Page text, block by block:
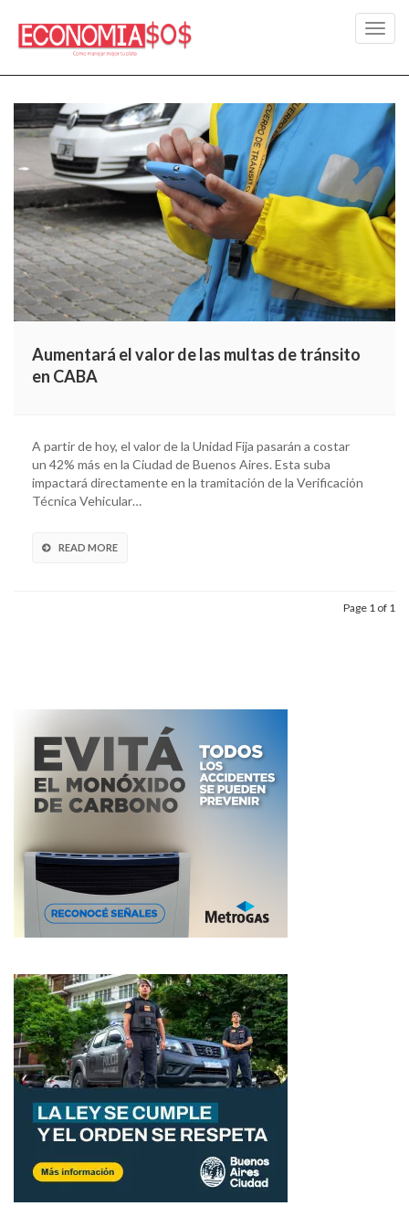
Aumentará el valor de las multas de tránsito
en CABA
A partir de hoy, el valor de la Unidad Fija pasarán a costar
un 42% más en la Ciudad de Buenos Aires. Esta suba
impactará directamente en la tramitación de la Verificación
Técnica Vehicular…
READ MORE
Page 1 of 1